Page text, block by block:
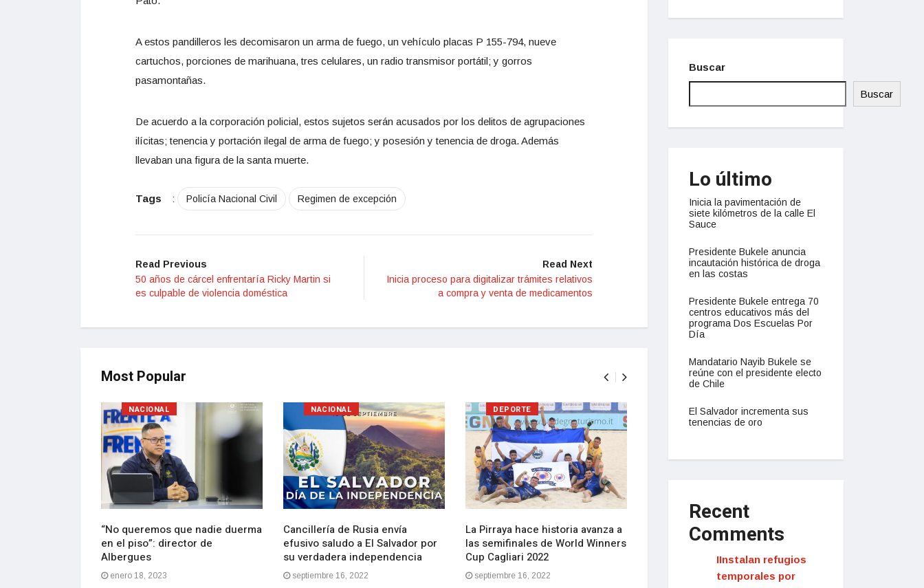
A estos pandilleros les decomisaron un arma de fuego, un vehículo placas P 155-794, nueve
cartuchos, porciones de marihuana, tres celulares, un radio transmisor portátil; y gorros
pasamontañas.
De acuerdo a la corporación policial, estos sujetos serán acusados por los delitos de agrupaciones
ilícitas; tenencia y portación ilegal de arma de fuego; y posesión y tenencia de droga. Además
llevaban una figura de la santa muerte.
Tags : Policía Nacional Civil Regimen de excepción
Read Previous
50 años de cárcel enfrentaría Ricky Martin si
es culpable de violencia doméstica
Read Next
Inicia proceso para digitalizar trámites relativos
a compra y venta de medicamentos
Most Popular
NACIONAL
“No queremos que nadie duerma
en el piso”: director de
Albergues
enero 18, 2023
NACIONAL
Cancillería de Rusia envía
efusivo saludo a El Salvador por
su verdadera independencia
septiembre 16, 2022
DEPORTE
La Pirraya hace historia avanza a
las semifinales de World Winners
Cup Cagliari 2022
septiembre 16, 2022
NACIONAL
Presidente Bukele anuncia su
decisión de buscar la reelección
septiembre 16, 2022
Buscar
Buscar
Lo último
Inicia la pavimentación de
siete kilómetros de la calle El
Sauce
Presidente Bukele anuncia
incautación histórica de droga
en las costas
Presidente Bukele entrega 70
centros educativos más del
programa Dos Escuelas Por
Día
Mandatario Nayib Bukele se
reúne con el presidente electo
de Chile
El Salvador incrementa sus
tenencias de oro
Recent
Comments
IInstalan refugios
temporales por